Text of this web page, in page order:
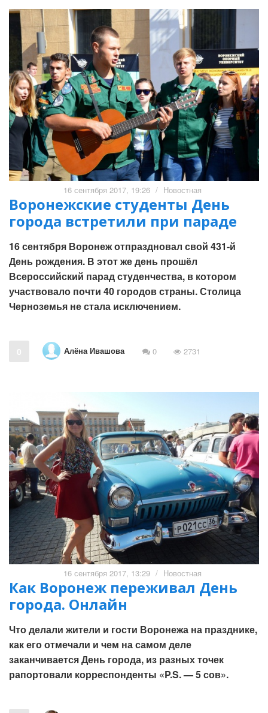
16 сентября 2017, 19:26 / Новостная
Воронежские студенты День
города встретили при параде
16 сентября Воронеж отпраздновал свой 431-й
День рождения. В этот же день прошёл
Всероссийский парад студенчества, в котором
участвовало почти 40 городов страны. Столица
Черноземья не стала исключением.
0 Алёна Ивашова 0 2731
16 сентября 2017, 13:29 / Новостная
Как Воронеж переживал День
города. Онлайн
Что делали жители и гости Воронежа на празднике,
как его отмечали и чем на самом деле
заканчивается День города, из разных точек
рапортовали корреспонденты «P.S. — 5 сов».